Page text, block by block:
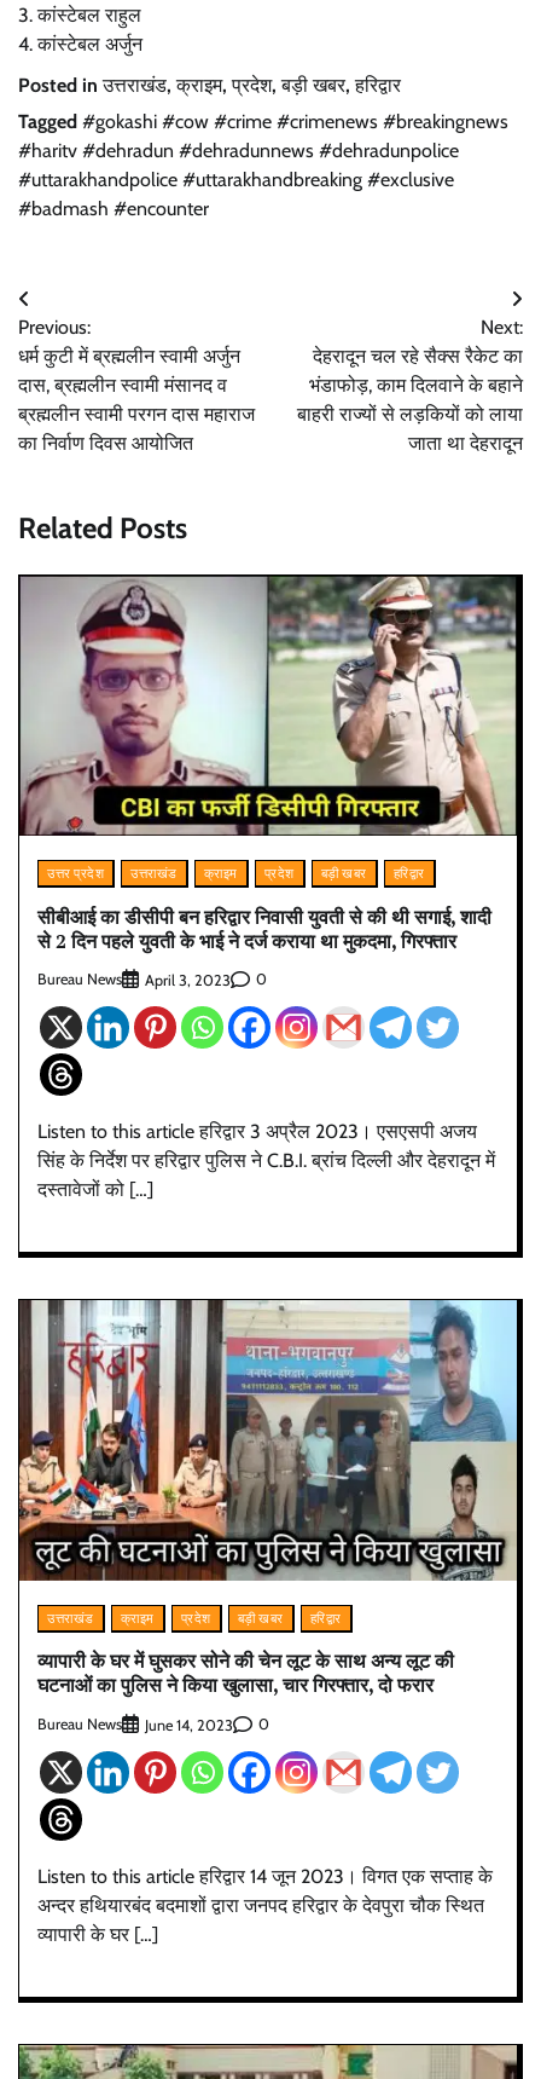
3. ⁠कांस्टेबल राहुल
4. ⁠कांस्टेबल अर्जुन
Posted inउत्तराखंड,क्राइम,प्रदेश,बड़ी खबर,हरिद्वार
Tagged #gokashi #cow #crime #crimenews #breakingnews
#haritv #dehradun #dehradunnews #dehradunpolice
#uttarakhandpolice #uttarakhandbreaking #exclusive
#badmash #encounter
Post
navigation
Previous:
धर्म कुटी में ब्रह्मलीन स्वामी अर्जुन
दास, ब्रह्मलीन स्वामी मंसानद व
ब्रह्मलीन स्वामी परगन दास महाराज
का निर्वाण दिवस आयोजित
Next:
देहरादून चल रहे सैक्स रैकेट का
भंडाफोड़, काम दिलवाने के बहाने
बाहरी राज्यों से लड़कियों को लाया
जाता था देहरादून
Related Posts
उत्तर प्रदेश उत्तराखंड क्राइम प्रदेश बड़ी खबर हरिद्वार
सीबीआई का डीसीपी बन हरिद्वार निवासी युवती से की थी सगाई, शादी
से 2 दिन पहले युवती के भाई ने दर्ज कराया था मुकदमा, गिरफ्तार
Bureau News April 3, 2023 0
Listen to this article हरिद्वार 3 अप्रैल 2023। एसएसपी अजय
सिंह के निर्देश पर हरिद्वार पुलिस ने C.B.I. ब्रांच दिल्ली और देहरादून में
दस्तावेजों को […]
उत्तराखंड क्राइम प्रदेश बड़ी खबर हरिद्वार
व्यापारी के घर में घुसकर सोने की चेन लूट के साथ अन्य लूट की
घटनाओं का पुलिस ने किया खुलासा, चार गिरफ्तार, दो फरार
Bureau News June 14, 2023 0
Listen to this article हरिद्वार 14 जून 2023। विगत एक सप्ताह के
अन्दर हथियारबंद बदमाशों द्वारा जनपद हरिद्वार के देवपुरा चौक स्थित
व्यापारी के घर […]